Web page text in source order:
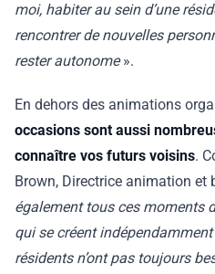
moi, habiter au sein d’une
rencontrer de nouvelles
rester autonome».
En dehors des animations
occasions sont aussi
connaître vos futurs voisins.
Brown, Directrice animation et
également tous ces moments
qui se créent
résidents n’ont pas toujours